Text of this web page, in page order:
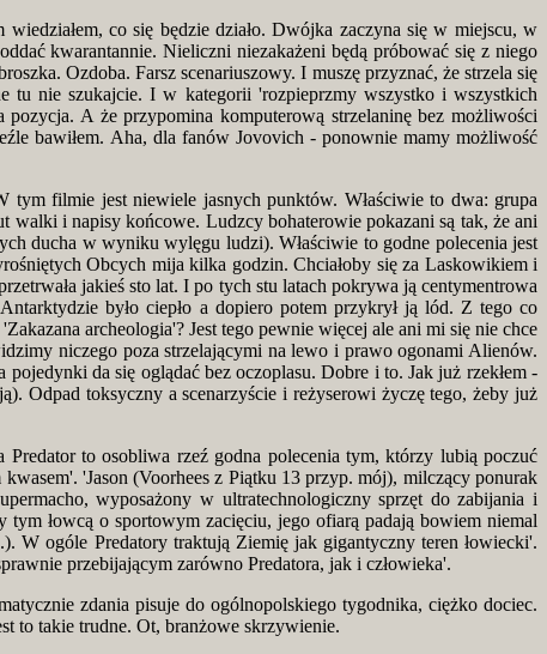
co się będzie działo. Dwójka zaczyna się w miejscu, w
kwarantannie. Nieliczni niezakażeni będą próbować się z niego
Ozdoba. Farsz scenariuszowy. I muszę przyznać, że strzela się
tu nie szukajcie. I w kategorii 'rozpieprzmy wszystko i wszystkich
A że przypomina komputerową strzelaninę bez możliwości
bawiłem. Aha, dla fanów Jovovich - ponownie mamy możliwość
filmie jest niewiele jasnych punktów. Właściwie to dwa: grupa
walki i napisy końcowe. Ludzcy bohaterowie pokazani są tak, że ani
ducha w wyniku wylęgu ludzi). Właściwie to godne polecenia jest
Obcych mija kilka godzin. Chciałoby się za Laskowikiem i
jakieś sto lat. I po tych stu latach pokrywa ją centymentrowa
było ciepło a dopiero potem przykrył ją lód. Z tego co
archeologia'? Jest tego pewnie więcej ale ani mi się nie chce
niczego poza strzelającymi na lewo i prawo ogonami Alienów.
da się oglądać bez oczoplasu. Dobre i to. Jak już rzekłem -
Odpad toksyczny a scenarzyście i reżyserowi życzę tego, żeby już
to osobliwa rzeź godna polecenia tym, którzy lubią poczuć
'Jason (Voorhees z Piątku 13 przyp. mój), milczący ponurak
wyposażony w ultratechnologiczny sprzęt do zabijania i
łowcą o sportowym zacięciu, jego ofiarą padają bowiem niemal
W ogóle Predatory traktują Ziemię jak gigantyczny teren łowiecki'.
przebijającym zarówno Predatora, jak i człowieka'.
zdania pisuje do ogólnopolskiego tygodnika, ciężko dociec.
to takie trudne. Ot, branżowe skrzywienie.